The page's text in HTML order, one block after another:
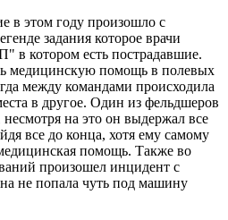
в этом году произошло с
задания которое врачи
в котором есть пострадавшие.
медицинскую помощь в полевых
между командами происходила
в другое. Один из фельдшеров
на это он выдержал все
все до конца, хотя ему самому
помощь. Также во
произошел инцидент с
не попала чуть под машину